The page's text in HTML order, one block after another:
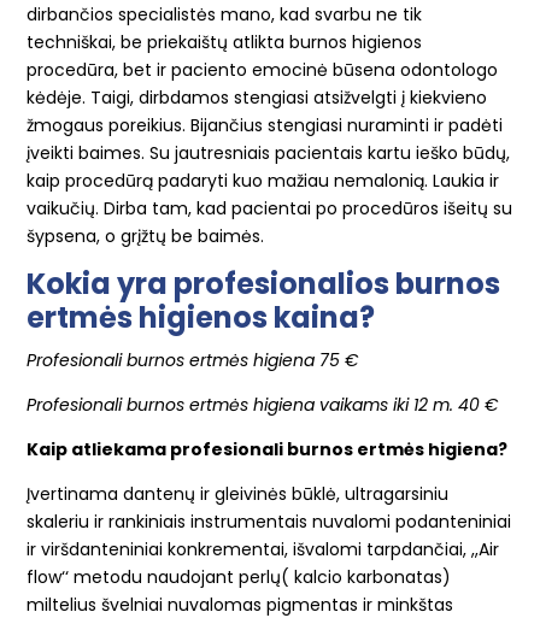
dirbančios specialistės mano, kad svarbu ne tik
techniškai, be priekaištų atlikta burnos higienos
procedūra, bet ir paciento emocinė būsena odontologo
kėdėje. Taigi, dirbdamos stengiasi atsižvelgti į kiekvieno
žmogaus poreikius. Bijančius stengiasi nuraminti ir padėti
įveikti baimes. Su jautresniais pacientais kartu ieško būdų,
kaip procedūrą padaryti kuo mažiau nemalonią. Laukia ir
vaikučių. Dirba tam, kad pacientai po procedūros išeitų su
šypsena, o grįžtų be baimės.
Kokia yra profesionalios burnos
ertmės higienos kaina?
Profesionali burnos ertmės higiena 75 €
Profesionali burnos ertmės higiena vaikams iki 12 m. 40 €
Kaip atliekama profesionali burnos ertmės higiena?
Įvertinama dantenų ir gleivinės būklė, ultragarsiniu
skaleriu ir rankiniais instrumentais nuvalomi podanteniniai
ir viršdanteniniai konkrementai, išvalomi tarpdančiai, ,,Air
flow‘‘ metodu naudojant perlų( kalcio karbonatas)
miltelius švelniai nuvalomas pigmentas ir minkštas